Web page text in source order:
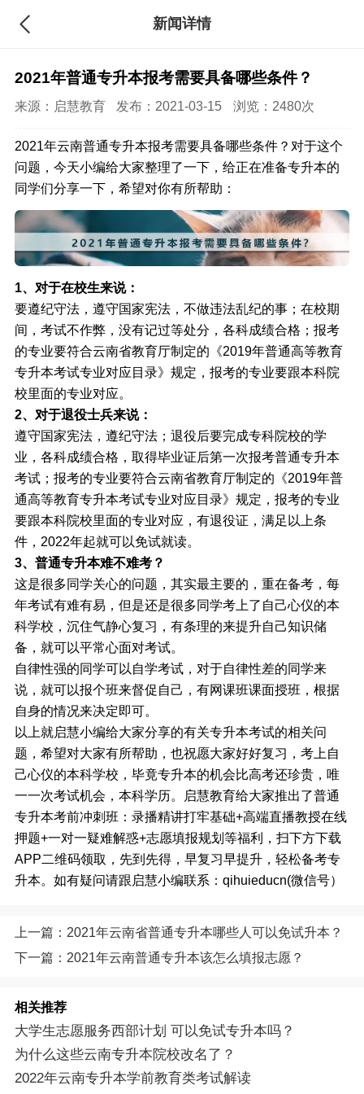
新闻详情
2021年普通专升本报考需要具备哪些条件？
来源： 启慧教育 发布：2021-03-15 浏览：2480次
2021年云南普通专升本报考需要具备哪些条件？对于这个
问题，今天小编给大家整理了一下，给正在准备专升本的
同学们分享一下，希望对你有所帮助：
1、对于在校生来说：
要遵纪守法，遵守国家宪法，不做违法乱纪的事；在校期
间，考试不作弊，没有记过等处分，各科成绩合格；报考
的专业要符合云南省教育厅制定的《2019年普通高等教育
专升本考试专业对应目录》规定，报考的专业要跟本科院
校里面的专业对应。
2、对于退役士兵来说：
遵守国家宪法，遵纪守法；退役后要完成专科院校的学
业，各科成绩合格，取得毕业证后第一次报考普通专升本
考试；报考的专业要符合云南省教育厅制定的《2019年普
通高等教育专升本考试专业对应目录》规定，报考的专业
要跟本科院校里面的专业对应，有退役证，满足以上条
件，2022年起就可以免试就读。
3、普通专升本难不难考？
这是很多同学关心的问题，其实最主要的，重在备考，每
年考试有难有易，但是还是很多同学考上了自己心仪的本
科学校，沉住气静心复习，有条理的来提升自己知识储
备，就可以平常心面对考试。
自律性强的同学可以自学考试，对于自律性差的同学来
说，就可以报个班来督促自己，有网课班课面授班，根据
自身的情况来决定即可。
以上就启慧小编给大家分享的有关专升本考试的相关问
题，希望对大家有所帮助，也祝愿大家好好复习，考上自
己心仪的本科学校，毕竟专升本的机会比高考还珍贵，唯
一一次考试机会，本科学历。启慧教育给大家推出了普通
专升本考前冲刺班：录播精讲打牢基础+高端直播教授在线
押题+一对一疑难解惑+志愿填报规划等福利，扫下方下载
APP二维码领取，先到先得，早复习早提升，轻松备考专
升本。如有疑问请跟启慧小编联系：qihuieducn(微信号）
上一篇：2021年云南省普通专升本哪些人可以免试升本？
下一篇：2021年云南普通专升本该怎么填报志愿？
相关推荐
大学生志愿服务西部计划 可以免试专升本吗？
为什么这些云南专升本院校改名了？
2022年云南专升本学前教育类考试解读